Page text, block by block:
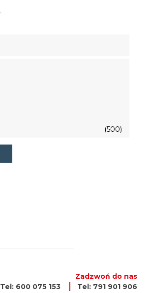
(500)
Zadzwoń do nas
Tel: 600 075 153
Tel: 791 901 906